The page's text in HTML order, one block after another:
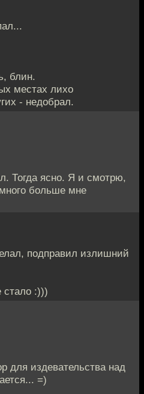
блин.
местах лихо
- недобрал.
Тогда ясно. Я и смотрю,
больше мне
подправил излишний
стало :)))
для издевательства над
=)